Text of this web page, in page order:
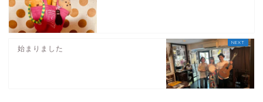
始まりました